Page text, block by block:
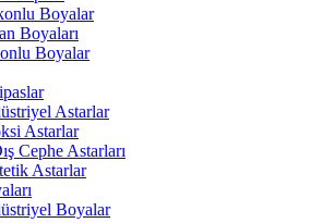
Boyalar
Boyaları
Boyalar
Astarlar
Astarlar
Cephe Astarları
Astarlar
Boyalar